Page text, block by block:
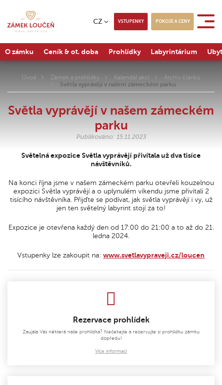
CZ VSTUPENKY POKOJE A CENY
O zámku Ceník & ot. doba Prohlídky Labyrintárium
Úvod Zámek a prohlídky Kalendář akcí
Archiv článků
Světla vyprávějí v našem zámeckém parku
Světla vyprávějí v našem zámeckém
parku
Publikováno: 15.11.2023
Světelná expozice Světla vyprávějí přivítala už dva tisíce
návštěvníků.
Na konci října jsme v našem zámeckém parku otevřeli kouzelnou
expozici Světla vyprávějí a o uplynulém víkendu jsme přivítali 2
tisícího návštěvníka. Přijďte se podívat, jak světla vyprávějí i vy, už
jen ten světelný labyrint stojí za to!
Expozice je otevřena každý den od 17:00 do 21:00 a to až do 21.
ledna 2024.
Vstupenky lze zakoupit na: www.svetlavypraveji.cz/loucen
Rezervace prohlídek
Zaujala Vás některá naše prohlídka? Nečekejte a rezervujte si prohlídku zámku
dopředu!
Více informací